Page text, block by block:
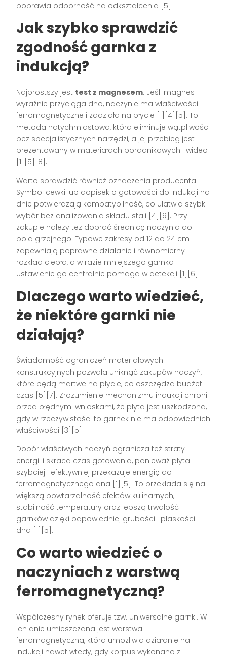
poprawia odporność na odkształcenia [5].
Jak szybko sprawdzić
zgodność garnka z
indukcją?
Najprostszy jest test z magnesem. Jeśli magnes
wyraźnie przyciąga dno, naczynie ma właściwości
ferromagnetyczne i zadziała na płycie [1][4][5]. To
metoda natychmiastowa, która eliminuje wątpliwości
bez specjalistycznych narzędzi, a jej przebieg jest
prezentowany w materiałach poradnikowych i wideo
[1][5][8].
Warto sprawdzić również oznaczenia producenta.
Symbol cewki lub dopisek o gotowości do indukcji na
dnie potwierdzają kompatybilność, co ułatwia szybki
wybór bez analizowania składu stali [4][9]. Przy
zakupie należy też dobrać średnicę naczynia do
pola grzejnego. Typowe zakresy od 12 do 24 cm
zapewniają poprawne działanie i równomierny
rozkład ciepła, a w razie mniejszego garnka
ustawienie go centralnie pomaga w detekcji [1][6].
Dlaczego warto wiedzieć,
że niektóre garnki nie
działają?
Świadomość ograniczeń materiałowych i
konstrukcyjnych pozwala uniknąć zakupów naczyń,
które będą martwe na płycie, co oszczędza budżet i
czas [5][7]. Zrozumienie mechanizmu indukcji chroni
przed błędnymi wnioskami, że płyta jest uszkodzona,
gdy w rzeczywistości to garnek nie ma odpowiednich
właściwości [3][5].
Dobór właściwych naczyń ogranicza też straty
energii i skraca czas gotowania, ponieważ płyta
szybciej i efektywniej przekazuje energię do
ferromagnetycznego dna [1][5]. To przekłada się na
większą powtarzalność efektów kulinarnych,
stabilność temperatury oraz lepszą trwałość
garnków dzięki odpowiedniej grubości i płaskości
dna [1][5].
Co warto wiedzieć o
naczyniach z warstwą
ferromagnetyczną?
Współczesny rynek oferuje tzw. uniwersalne garnki. W
ich dnie umieszczana jest warstwa
ferromagnetyczna, która umożliwia działanie na
indukcji nawet wtedy, gdy korpus wykonano z